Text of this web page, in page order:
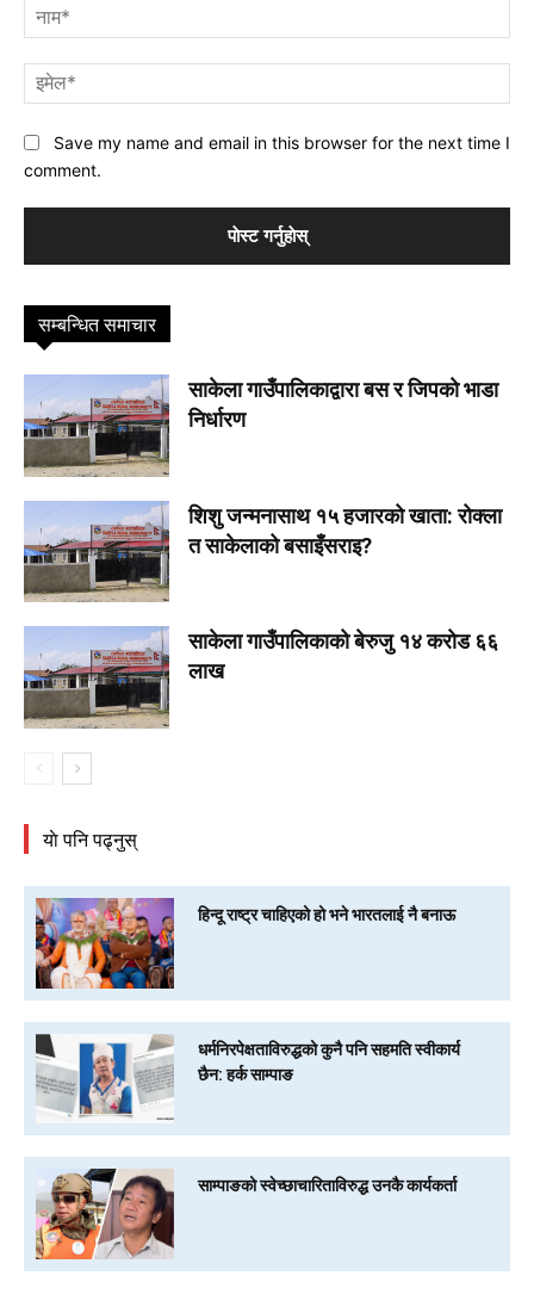
Save my name and email in this browser for the next time I
comment.
सम्बन्धित समाचार
साकेला गाउँपालिकाद्वारा बस र जिपकाे भाडा
निर्धारण
शिशु जन्मनासाथ १५ हजारको खाता: रोक्ला
त साकेलाको बसाइँसराइ?
साकेला गाउँपालिकाको बेरुजु १४ करोड ६६
लाख
याे पनि पढ्नुस्
हिन्दू राष्ट्र चाहिएको हो भने भारतलाई नै बनाऊ
धर्मनिरपेक्षताविरुद्धको कुनै पनि सहमति स्वीकार्य
छैन: हर्क साम्पाङ
साम्पाङको स्वेच्छाचारिताविरुद्ध उनकै कार्यकर्ता